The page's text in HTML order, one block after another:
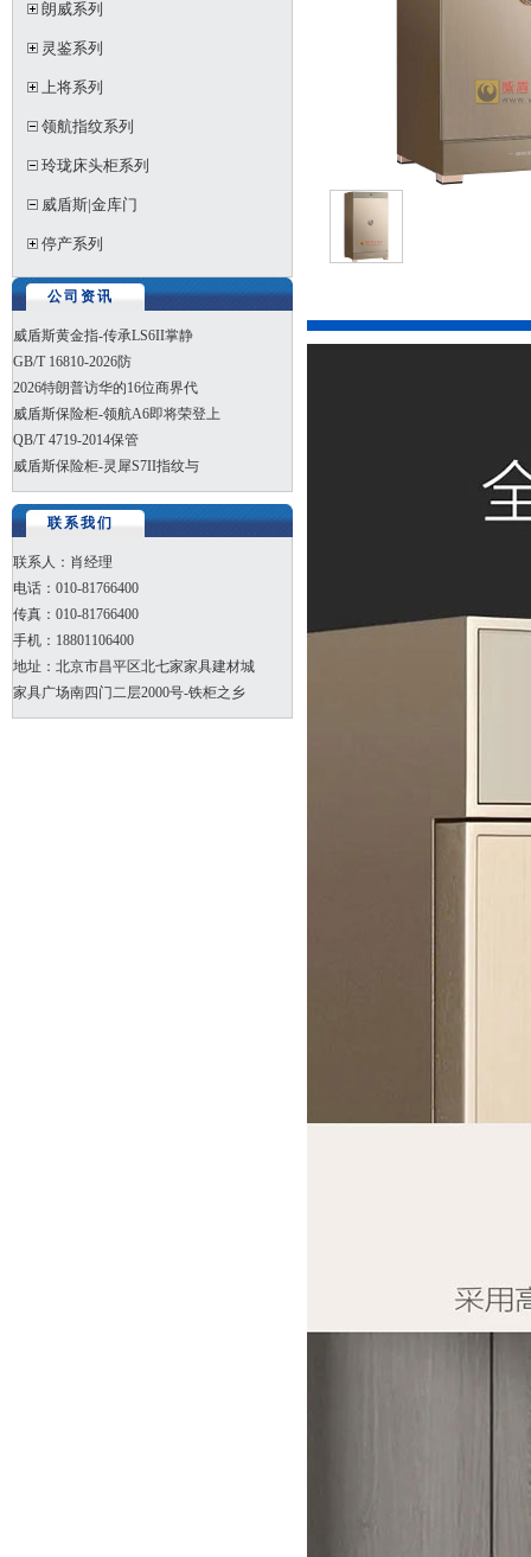
朗威系列
灵鉴系列
上将系列
领航指纹系列
玲珑床头柜系列
威盾斯|金库门
停产系列
公司资讯
威盾斯黄金指-传承LS6II掌静
GB/T 16810-2026防
2026特朗普访华的16位商界代
威盾斯保险柜-领航A6即将荣登上
QB/T 4719-2014保管
威盾斯保险柜-灵犀S7II指纹与
联系我们
联系人：肖经理
电话：010-81766400
传真：010-81766400
手机：18801106400
地址：北京市昌平区北七家家具建材城
家具广场南四门二层2000号-铁柜之乡